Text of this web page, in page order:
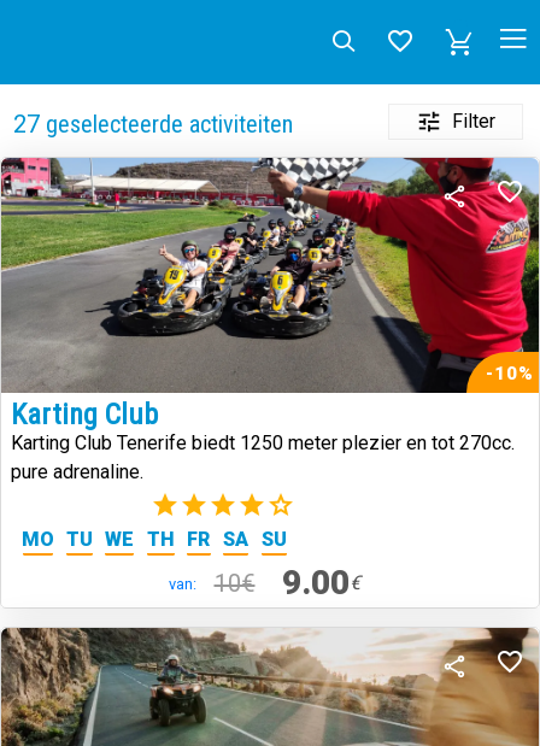
27geselecteerde activiteiten Filter
-10%
Karting Club
Karting Club Tenerife biedt 1250 meter plezier en tot 270cc.
pure adrenaline.
(2)
MO TU WE TH FR SA SU
van: 10€ 9.00€